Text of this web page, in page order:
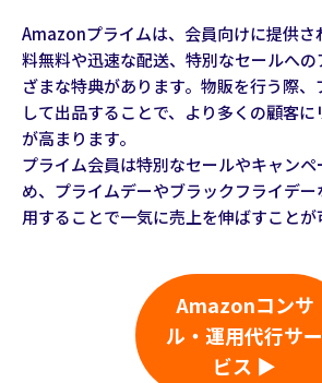
Amazonプライムは、会員向けに提供さ
料無料や迅速な配送、特別なセールへの
ざまな特典があります。物販を行う際
して出品することで、より多くの顧客
が高まります。
プライム会員は特別なセールやキャン
め、プライムデーやブラックフライデ
用することで一気に売上を伸ばすことが
Amazonコンサ
ル・運用代行サー
ビス ▶